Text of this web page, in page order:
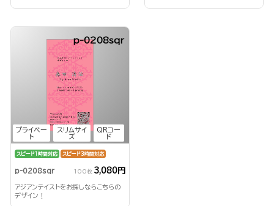
プライベー
ト
スリムサイ
ズ
QRコー
ド
p-0208sqr
スピード1時間対応 スピード3時間対応
p-0208sqr 100枚 3,080円
アジアンテイストをお探しならこちらの
デザイン！